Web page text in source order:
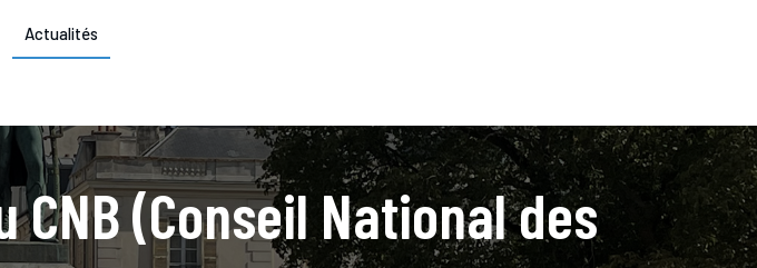
Actualités
(Conseil National des